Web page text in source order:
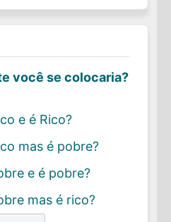
você se colocaria?
e é Rico?
mas é pobre?
e é pobre?
mas é rico?